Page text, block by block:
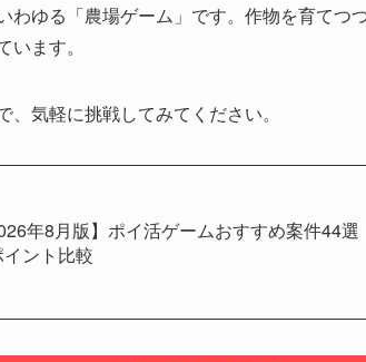
わゆる「農場ゲーム」です。作物を育てつ
ます。
気軽に挑戦してみてください。
年8月版】ポイ活ゲームおすすめ案件44
イント比較